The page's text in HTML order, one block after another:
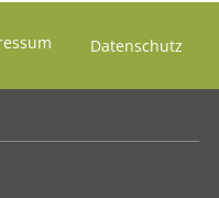
Datenschutz